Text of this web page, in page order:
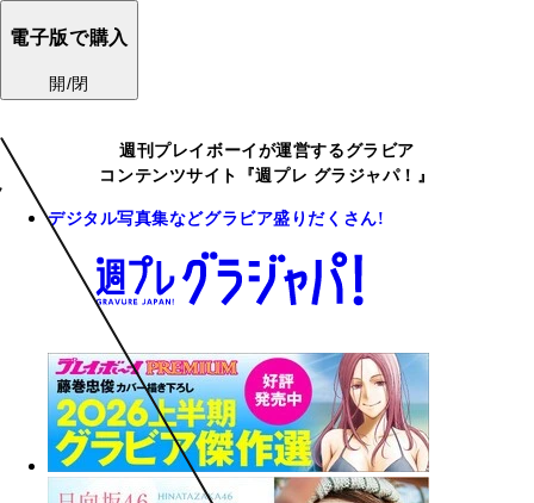
電子版で購入
開/閉
週刊プレイボーイが運営するグラビア
コンテンツサイト『週プレ グラジャパ！』
デジタル写真集などグラビア盛りだくさん!